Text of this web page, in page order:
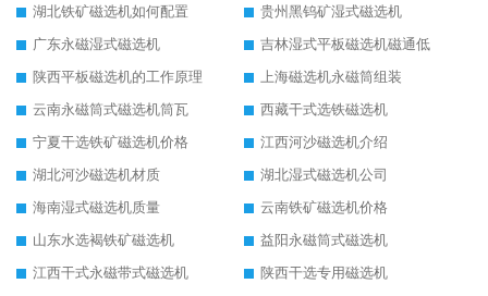
湖北铁矿磁选机如何配置
贵州黑钨矿湿式磁选机
广东永磁湿式磁选机
吉林湿式平板磁选机磁通低
陕西平板磁选机的工作原理
上海磁选机永磁筒组装
云南永磁筒式磁选机筒瓦
西藏干式选铁磁选机
宁夏干选铁矿磁选机价格
江西河沙磁选机介绍
湖北河沙磁选机材质
湖北湿式磁选机公司
海南湿式磁选机质量
云南铁矿磁选机价格
山东水选褐铁矿磁选机
益阳永磁筒式磁选机
江西干式永磁带式磁选机
陕西干选专用磁选机